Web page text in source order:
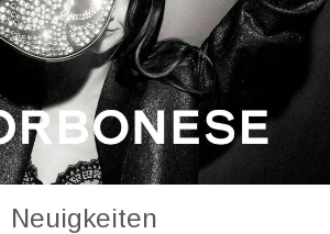
Neuigkeiten